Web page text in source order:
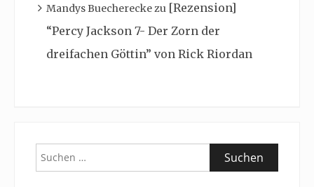
Mandys Buechereckezu [Rezension]
“Percy Jackson 7- Der Zorn der
dreifachen Göttin” von Rick Riordan
Suchen
nach: